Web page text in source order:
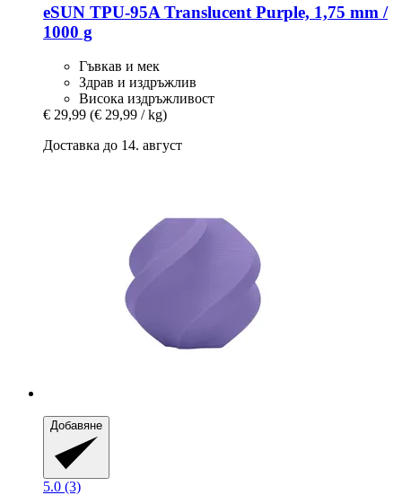
eSUN TPU-​95A Translucent Purple, 1,75 mm /
1000 g
Гъвкав и мек
Здрав и издръжлив
Висока издръжливост
€ 29,99 (€ 29,99 / kg)
Доставка до 14. август
Добавяне
5.0 (3)